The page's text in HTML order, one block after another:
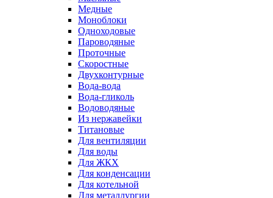
Медные
Моноблоки
Одноходовые
Пароводяные
Проточные
Скоростные
Двухконтурные
Вода-вода
Вода-гликоль
Водоводяные
Из нержавейки
Титановые
Для вентиляции
Для воды
Для ЖКХ
Для конденсации
Для котельной
Для металлургии